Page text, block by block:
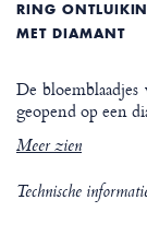
RING
MET DIAMANT
De
geopend op een
Meer zien
Technische